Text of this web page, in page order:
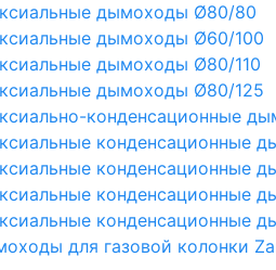
дымоходы Ø80/80
дымоходы Ø60/100
дымоходы Ø80/110
дымоходы Ø80/125
конденсационные
конденсационные
конденсационные
конденсационные
конденсационные
для газовой колонки